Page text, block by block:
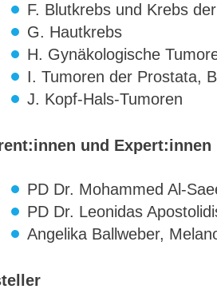
F. Blutkrebs und Krebs
G. Hautkrebs
H. Gynäkologische
I. Tumoren der Prostata,
J. Kopf-Hals-Tumoren
und Expert:innen
PD Dr. Mohammed Al-
PD Dr. Leonidas
Angelika Ballweber,